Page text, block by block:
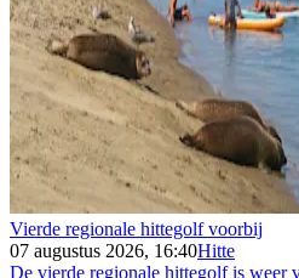
Vierde regionale hittegolf voorbij
07 augustus 2026, 16:40Hitte
De vierde regionale hittegolf is weer